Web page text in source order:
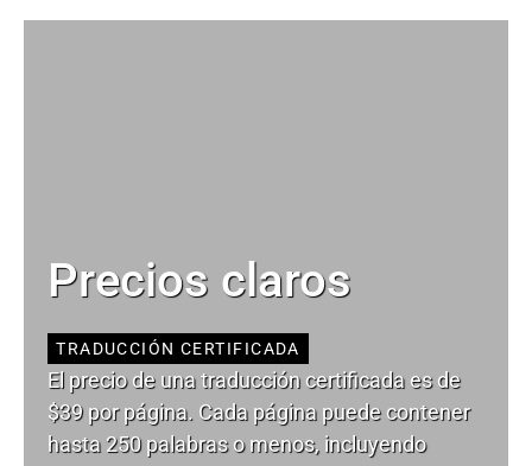
Precios claros
TRADUCCIÓN CERTIFICADA
El precio de una traducción certificada es de
$39 por página. Cada página puede contener
hasta 250 palabras o menos, incluyendo